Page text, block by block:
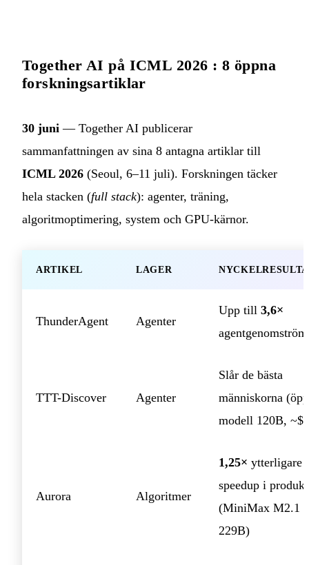
Together AI på ICML 2026 : 8 öppna
forskningsartiklar
30 juni — Together AI publicerar
sammanfattningen av sina 8 antagna artiklar till
ICML 2026 (Seoul, 6–11 juli). Forskningen täcker
hela stacken (full stack): agenter, träning,
algoritmoptimering, system och GPU-kärnor.
ARTIKEL LAGER
ThunderAgent Agenter
Upp till 3,6×
TTT-Discover Agenter
Slår de bästa
människorna
modell 120B,
Aurora Algoritmer
1,25× ytterligare
speedup i
(MiniMax M2.1
229B)